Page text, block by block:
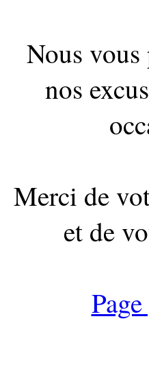
Nous
nos
Merci de
et de